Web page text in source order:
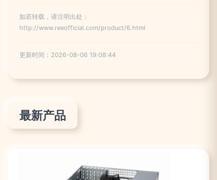
如若转载，请注明出处：
http://www.reeofficial.com/product/6.html
更新时间：2026-08-06 19:08:44
最新产品